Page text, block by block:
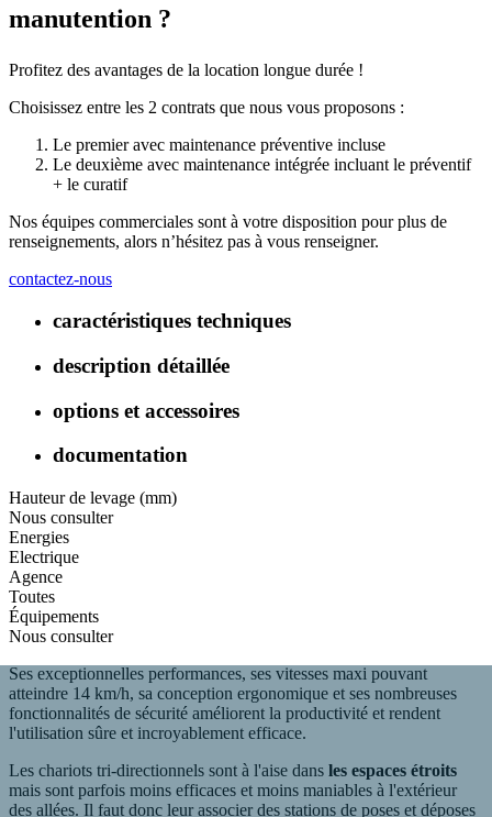
manutention ?
Profitez des avantages de la location longue durée !
Choisissez entre les 2 contrats que nous vous proposons :
Le premier avec maintenance préventive incluse
Le deuxième avec maintenance intégrée incluant le préventif
+ le curatif
Nos équipes commerciales sont à votre disposition pour plus de
renseignements, alors n’hésitez pas à vous renseigner.
contactez-nous
caractéristiques techniques
description détaillée
options et accessoires
documentation
Hauteur de levage (mm)
Nous consulter
Energies
Electrique
Agence
Toutes
Équipements
Nous consulter
Ses exceptionnelles performances, ses vitesses maxi pouvant
atteindre 14 km/h, sa conception ergonomique et ses nombreuses
fonctionnalités de sécurité améliorent la productivité et rendent
l'utilisation sûre et incroyablement efficace.
Les chariots tri-directionnels sont à l'aise dans les espaces étroits
mais sont parfois moins efficaces et moins maniables à l'extérieur
des allées. Il faut donc leur associer des stations de poses et déposes